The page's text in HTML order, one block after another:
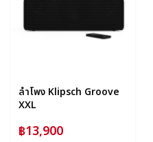
ลำโพง Klipsch Groove
XXL
฿13,900